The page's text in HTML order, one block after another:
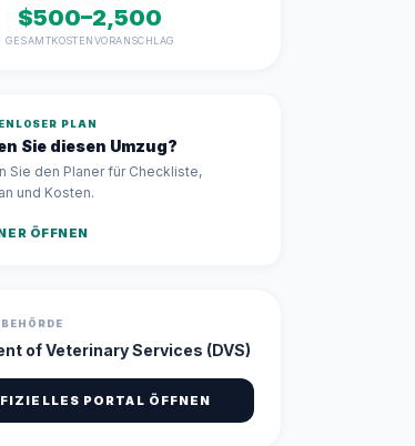
$500–2,500
GESAMTKOSTENVORANSCHLAG
PLAN
Sie diesen Umzug?
Sie den Planer für Checkliste,
und Kosten.
ÖFFNEN
of Veterinary Services (DVS)
PORTAL ÖFFNEN